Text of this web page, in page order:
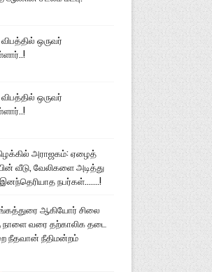
ஒருவர்
ஒருவர்
அராஜகம்: ஏழைத்
வீடு, வேலிகளை அடித்து
நபர்கள்.......!
ஆகியோர் சிலை
நாளை வரை தற்காலிக தடை
நீதவான் நீதிமன்றம்